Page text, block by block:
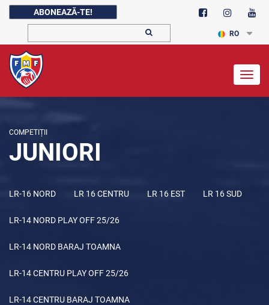
ABONEAZĂ-TE!
RO
COMPETIȚII
JUNIORI
LR-16 NORD LR 16 CENTRU LR 16 EST LR 16 SUD
LR-14 NORD PLAY OFF 25/26
LR-14 NORD BARAJ TOAMNA
LR-14 CENTRU PLAY OFF 25/26
LR-14 CENTRU BARAJ TOAMNA